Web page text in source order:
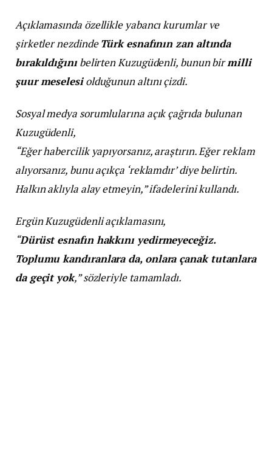
Açıklamasında özellikle yabancı kurumlar ve
şirketler nezdindeTürk esnafının zan altında
bırakıldığınıbelirten Kuzugüdenli, bunun birmilli
şuur meselesiolduğunun altını çizdi.
Sosyal medya sorumlularına açık çağrıda bulunan
Kuzugüdenli,
“Eğer habercilik yapıyorsanız, araştırın. Eğer reklam
alıyorsanız, bunu açıkça ‘reklamdır’ diye belirtin.
Halkın aklıyla alay etmeyin,” ifadelerini kullandı.
Ergün Kuzugüdenli açıklamasını,
“Dürüst esnafın hakkını yedirmeyeceğiz.
Toplumu kandıranlara da, onlara çanak tutanlara
da geçit yok,” sözleriyle tamamladı.